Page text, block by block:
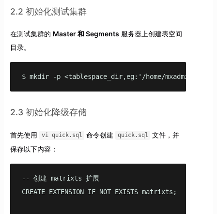
2.2 初始化测试集群
在测试集群的 Master 和 Segments 服务器上创建表空间
目录。
$ mkdir -p <tablespace_dir,eg:'/home/mxadmin/
2.3 初始化降级存储
首先使用 vi quick.sql 命令创建 quick.sql
文件，并
保存以下内容：
-- 创建 matrixts 扩展
CREATE EXTENSION IF NOT EXISTS matrixts;